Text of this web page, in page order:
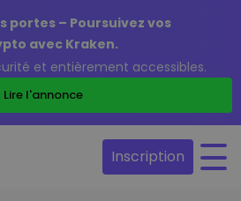
portes – Poursuivez vos
avec Kraken.
et entièrement accessibles.
Lire l'annonce
Inscription